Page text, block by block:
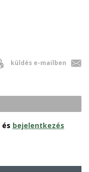
küldés e-mailben
és bejelentkezés